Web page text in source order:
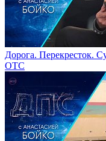
Дорога. Перекресток.
ОТС